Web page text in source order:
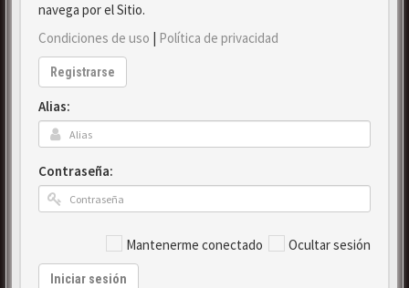
navega por el Sitio.
Condiciones de uso | Política de privacidad
Registrarse
Alias:
Contraseña:
Mantenerme conectado Ocultar sesión
Iniciar sesión